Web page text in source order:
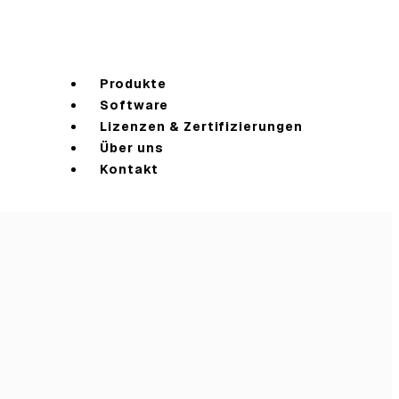
Produkte
Software
Lizenzen & Zertifizierungen
Über uns
Kontakt